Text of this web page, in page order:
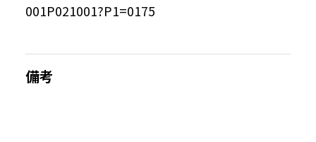
001P021001?P1=0175
備考